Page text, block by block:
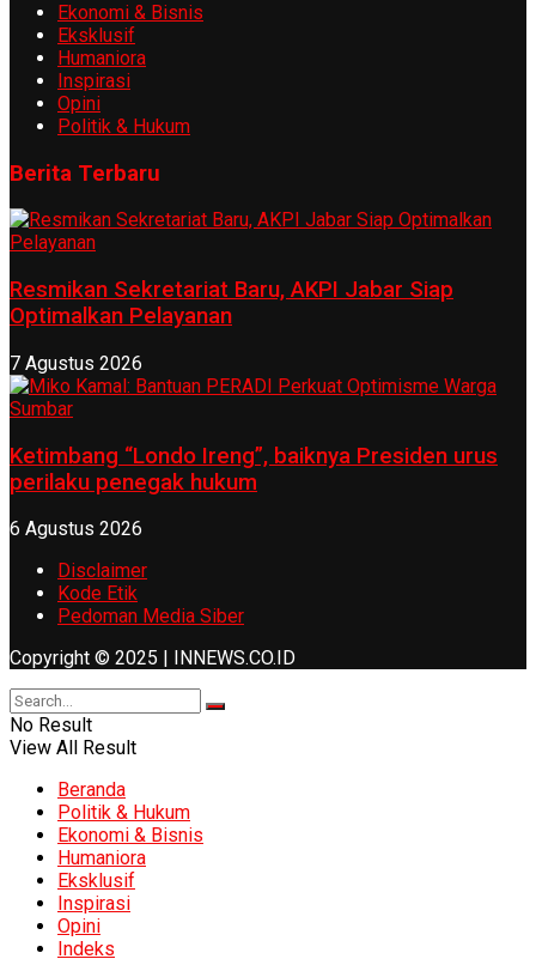
Ekonomi & Bisnis
Eksklusif
Humaniora
Inspirasi
Opini
Politik & Hukum
Berita Terbaru
Resmikan Sekretariat Baru, AKPI Jabar Siap
Optimalkan Pelayanan
7 Agustus 2026
Ketimbang “Londo Ireng”, baiknya Presiden urus
perilaku penegak hukum
6 Agustus 2026
Disclaimer
Kode Etik
Pedoman Media Siber
Copyright © 2025 | INNEWS.CO.ID
No Result
View All Result
Beranda
Politik & Hukum
Ekonomi & Bisnis
Humaniora
Eksklusif
Inspirasi
Opini
Indeks